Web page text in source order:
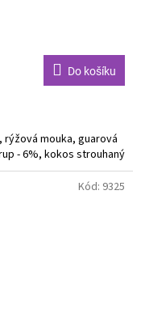
Do košíku
mouka, guarová
- 6%, kokos strouhaný
- lecitin slunečnicový
Kód: 9325